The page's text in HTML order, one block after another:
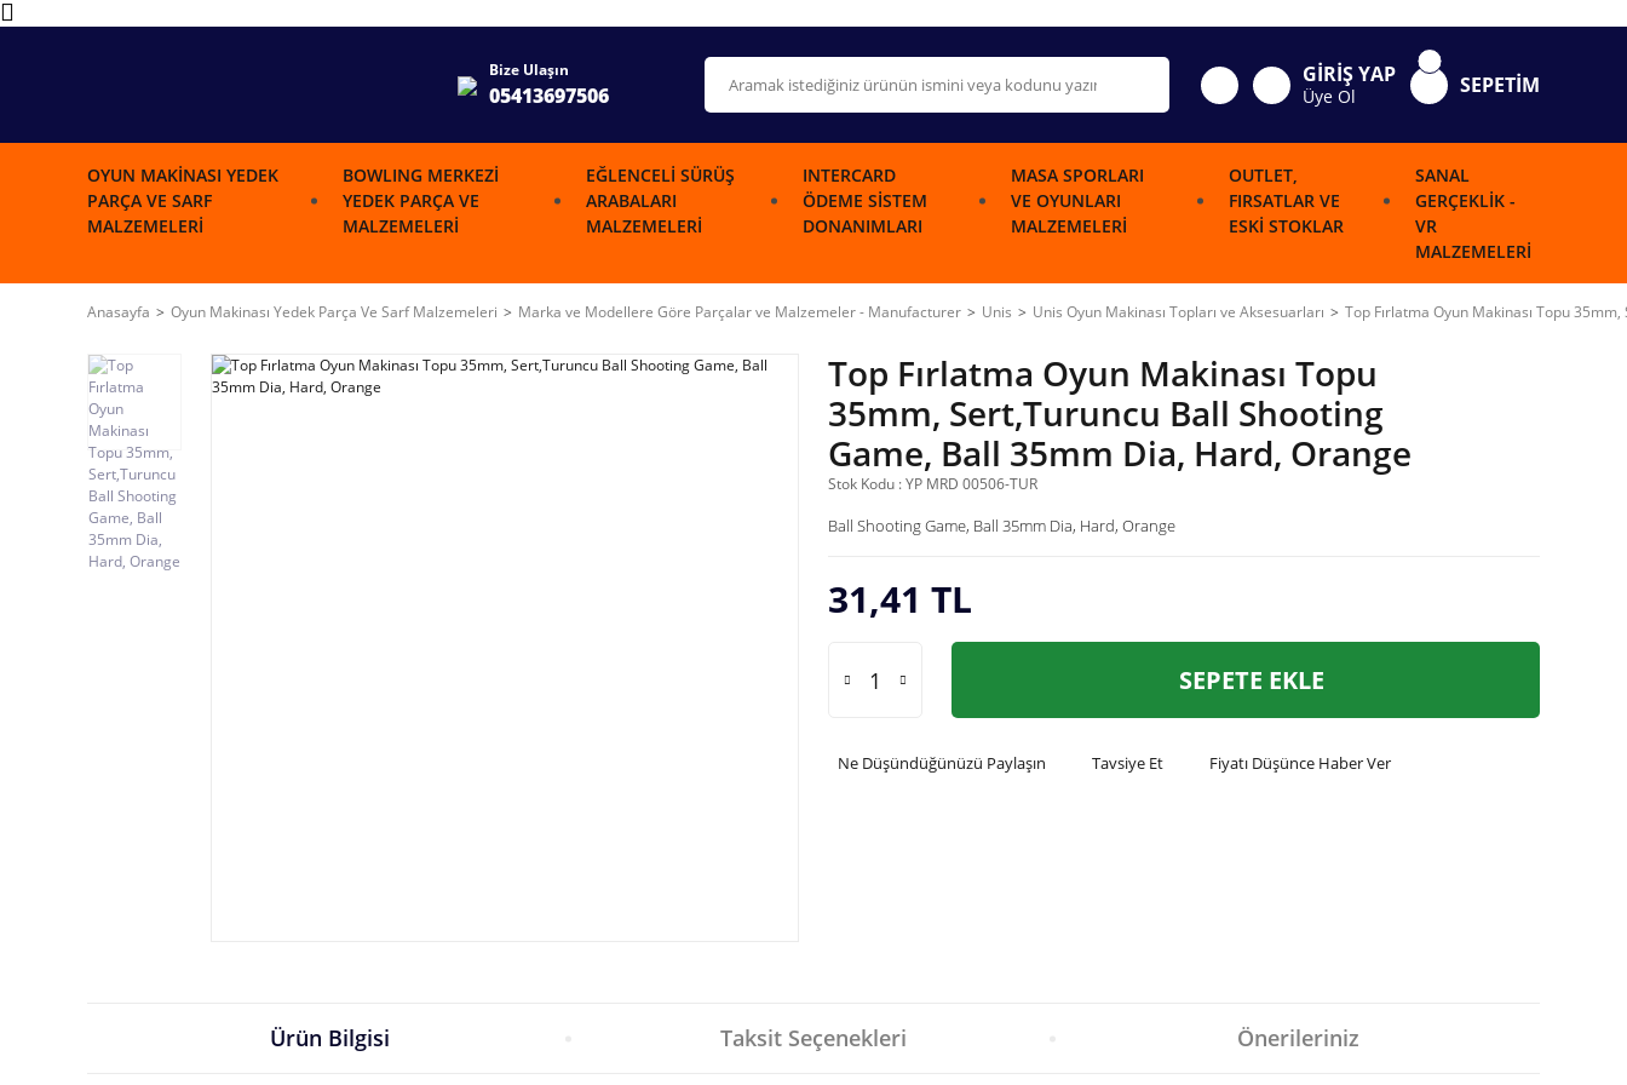
Bize Ulaşın
05413697506
GİRİŞ YAP
Üye Ol SEPETİM
OYUN MAKINASI YEDEK
PARÇA VE SARF
MALZEMELERI
BOWLING MERKEZI
YEDEK PARÇA VE
MALZEMELERI
EĞLENCELI SÜRÜŞ
ARABALARI
MALZEMELERI
INTERCARD
ÖDEME SISTEM
DONANIMLARI
MASA SPORLARI
VE OYUNLARI
MALZEMELERI
OUTLET,
FIRSATLAR VE
ESKI STOKLAR
SANAL
GERÇEKLIK -
VR
MALZEMELERI
Anasayfa Oyun Makinası Yedek Parça Ve Sarf Malzemeleri Marka ve Modellere Göre Parçalar ve Malzemeler - Manufacturer Unis Unis Oyun Makinası Topları ve Aksesuarları Top Fırlatma Oyun Makinası Topu
Top Fırlatma Oyun Makinası Topu
35mm, Sert,Turuncu Ball Shooting
Game, Ball 35mm Dia, Hard, Orange
Stok Kodu : YP MRD 00506-TUR
Ball Shooting Game, Ball 35mm Dia, Hard, Orange
31,41 TL
SEPETE EKLE
Ne Düşündüğünüzü Paylaşın Tavsiye Et Fiyatı Düşünce Haber Ver
Ürün Bilgisi Taksit Seçenekleri Önerileriniz